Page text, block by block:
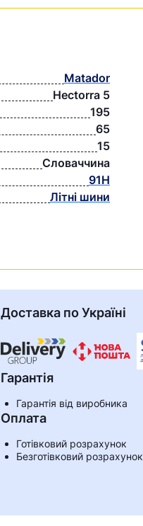
Matador
Hectorra 5
195
65
15
Словаччина
91H
Літні шини
Доставка по Україні
Гарантія
Гарантія від виробника
Оплата
Готівковий розрахунок
Безготівковий розрахунок